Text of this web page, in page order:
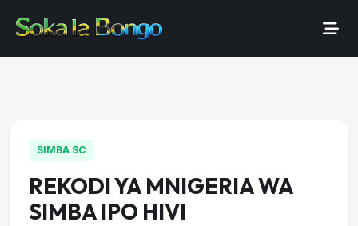
SIMBA SC
REKODI YA MNIGERIA WA
SIMBA IPO HIVI